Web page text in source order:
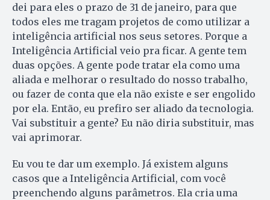
dei para eles o prazo de 31 de janeiro, para que
todos eles me tragam projetos de como utilizar a
inteligência artificial nos seus setores. Porque a
Inteligência Artificial veio pra ficar. A gente tem
duas opções. A gente pode tratar ela como uma
aliada e melhorar o resultado do nosso trabalho,
ou fazer de conta que ela não existe e ser engolido
por ela. Então, eu prefiro ser aliado da tecnologia.
Vai substituir a gente? Eu não diria substituir, mas
vai aprimorar.
Eu vou te dar um exemplo. Já existem alguns
casos que a Inteligência Artificial, com você
preenchendo alguns parâmetros. Ela cria uma